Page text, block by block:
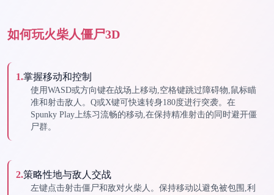
如何玩火柴人僵尸3D
1.掌握移动和控制
使用WASD或方向键在战场上移动,空格键跳过障碍物,鼠标瞄
准和射击敌人。Q或X键可快速转身180度进行突袭。在
Spunky Play上练习流畅的移动,在保持精准射击的同时避开僵
尸群。
2.策略性地与敌人交战
左键点击射击僵尸和敌对火柴人。保持移动以避免被包围,利